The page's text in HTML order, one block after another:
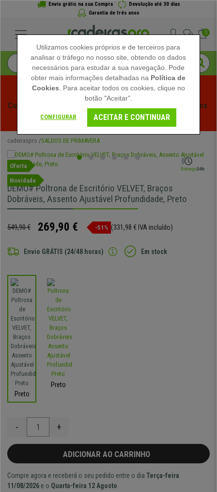
Envio grátis na sua Compra
Devolução até 30 dias
Garantia de três anos
0
Começam os Saldos de Verão em Cadeiraspro! Descontos
Exclusivos por Tempo Limitado - Ver Promoção
cadeiraspro SALDOS DE PRIMAVERA
Oferta
Novidade
DEMO# Poltrona de Escritório VELVET, Braços
Dobráveis, Assento Ajustável Profundidade, Preto
549,90 € 269,90 € -51% (331,98 € IVA incluído)
Envio GRÁTIS (24/48 horas) Em stock
Preto
Preto
- +
ADICIONAR AO CARRINHO
Compre agora e receberá o seu pedido entre o dia Terça-feira
11/08/2026 e o Quarta-feira 12 Agosto
Utilizamos cookies próprios e de terceiros para
analisar o tráfego no nosso site, obtendo os dados
necessários para estudar a sua navegação. Pode
obter mais informações detalhadas na Política de
Cookies . Para aceitar todos os cookies, clique no
botão "Aceitar".
CONFIGURAR ACEITAR E CONTINUAR